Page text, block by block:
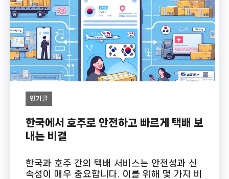
인기글
한국에서 호주로 안전하고 빠르게 택배 보
내는 비결
한국과 호주 간의 택배 서비스는 안전성과 신
속성이 매우 중요합니다. 이를 위해 몇 가지 비